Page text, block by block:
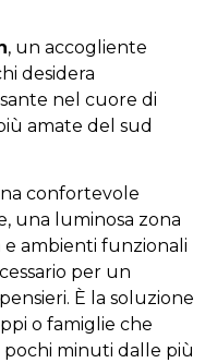
, un accogliente
desidera
nel cuore di
amate del sud
confortevole
una luminosa zona
ambienti funzionali
per un
È la soluzione
o famiglie che
minuti dalle più